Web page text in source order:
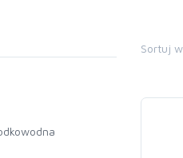
Sortuj